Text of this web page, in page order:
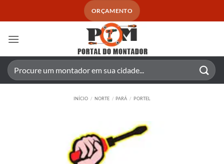
ORÇAMENTO
Pesquisar
por:
INÍCIO / NORTE / PARÁ / PORTEL